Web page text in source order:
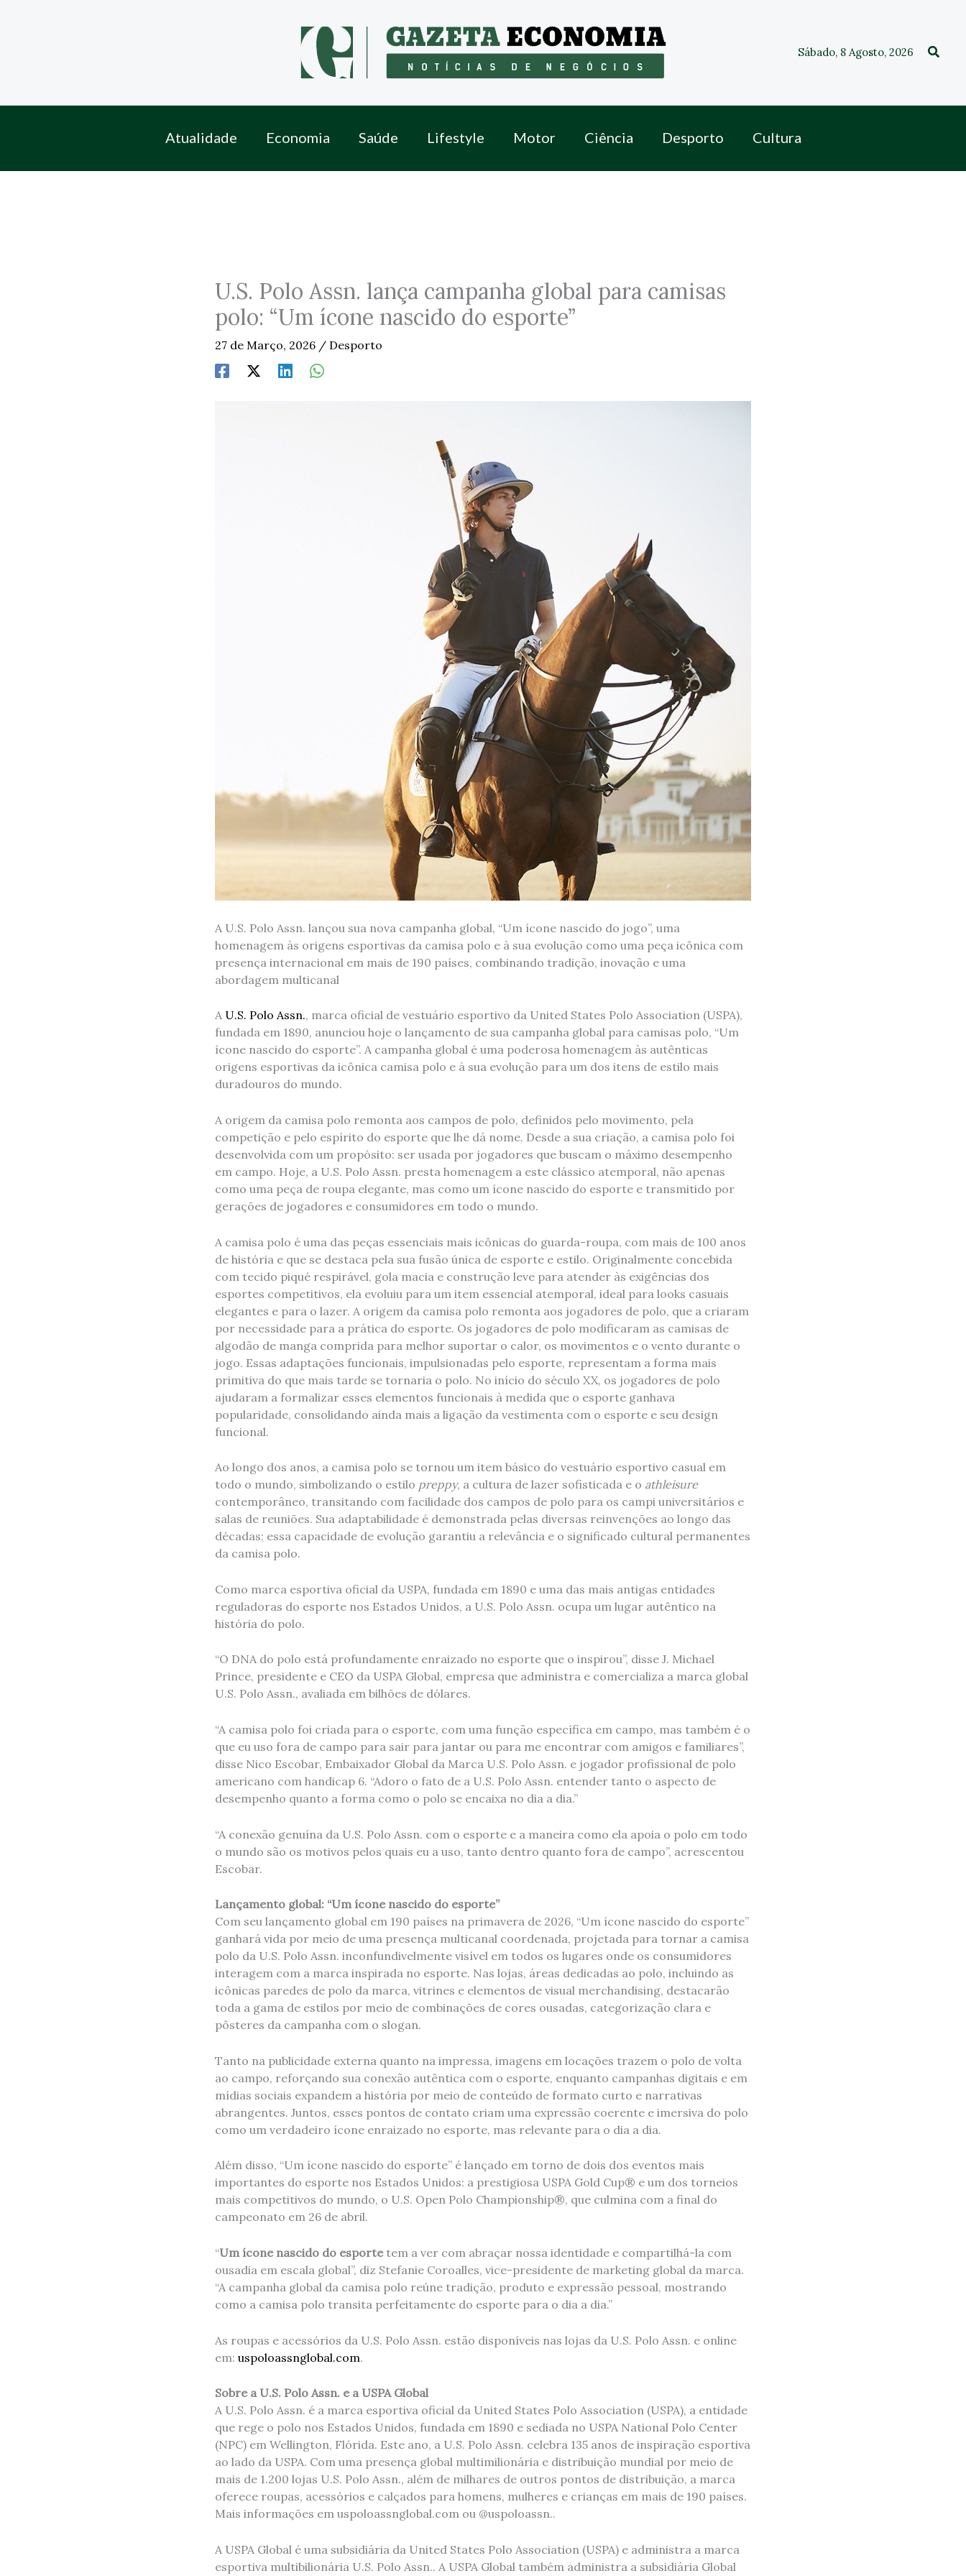
Sábado, 8 Agosto, 2026
Atualidade Economia Saúde Lifestyle Motor Ciência Desporto Cultura
U.S. Polo Assn. lança campanha global para camisas
polo: “Um ícone nascido do esporte”
27 de Março, 2026 / Desporto
A U.S. Polo Assn. lançou sua nova campanha global, “Um ícone nascido do jogo”, uma
homenagem às origens esportivas da camisa polo e à sua evolução como uma peça icônica com
presença internacional em mais de 190 países, combinando tradição, inovação e uma
abordagem multicanal
A U.S. Polo Assn., marca oficial de vestuário esportivo da United States Polo Association (USPA),
fundada em 1890, anunciou hoje o lançamento de sua campanha global para camisas polo, “Um
ícone nascido do esporte”. A campanha global é uma poderosa homenagem às autênticas
origens esportivas da icônica camisa polo e à sua evolução para um dos itens de estilo mais
duradouros do mundo.
A origem da camisa polo remonta aos campos de polo, definidos pelo movimento, pela
competição e pelo espírito do esporte que lhe dá nome. Desde a sua criação, a camisa polo foi
desenvolvida com um propósito: ser usada por jogadores que buscam o máximo desempenho
em campo. Hoje, a U.S. Polo Assn. presta homenagem a este clássico atemporal, não apenas
como uma peça de roupa elegante, mas como um ícone nascido do esporte e transmitido por
gerações de jogadores e consumidores em todo o mundo.
A camisa polo é uma das peças essenciais mais icônicas do guarda-roupa, com mais de 100 anos
de história e que se destaca pela sua fusão única de esporte e estilo. Originalmente concebida
com tecido piqué respirável, gola macia e construção leve para atender às exigências dos
esportes competitivos, ela evoluiu para um item essencial atemporal, ideal para looks casuais
elegantes e para o lazer. A origem da camisa polo remonta aos jogadores de polo, que a criaram
por necessidade para a prática do esporte. Os jogadores de polo modificaram as camisas de
algodão de manga comprida para melhor suportar o calor, os movimentos e o vento durante o
jogo. Essas adaptações funcionais, impulsionadas pelo esporte, representam a forma mais
primitiva do que mais tarde se tornaria o polo. No início do século XX, os jogadores de polo
ajudaram a formalizar esses elementos funcionais à medida que o esporte ganhava
popularidade, consolidando ainda mais a ligação da vestimenta com o esporte e seu design
funcional.
Ao longo dos anos, a camisa polo se tornou um item básico do vestuário esportivo casual em
todo o mundo, simbolizando o estilo preppy, a cultura de lazer sofisticada e o athleisure
contemporâneo, transitando com facilidade dos campos de polo para os campi universitários e
salas de reuniões. Sua adaptabilidade é demonstrada pelas diversas reinvenções ao longo das
décadas; essa capacidade de evolução garantiu a relevância e o significado cultural permanentes
da camisa polo.
Como marca esportiva oficial da USPA, fundada em 1890 e uma das mais antigas entidades
reguladoras do esporte nos Estados Unidos, a U.S. Polo Assn. ocupa um lugar autêntico na
história do polo.
“O DNA do polo está profundamente enraizado no esporte que o inspirou”, disse J. Michael
Prince, presidente e CEO da USPA Global, empresa que administra e comercializa a marca global
U.S. Polo Assn., avaliada em bilhões de dólares.
“A camisa polo foi criada para o esporte, com uma função específica em campo, mas também é o
que eu uso fora de campo para sair para jantar ou para me encontrar com amigos e familiares”,
disse Nico Escobar, Embaixador Global da Marca U.S. Polo Assn. e jogador profissional de polo
americano com handicap 6. “Adoro o fato de a U.S. Polo Assn. entender tanto o aspecto de
desempenho quanto a forma como o polo se encaixa no dia a dia.”
“A conexão genuína da U.S. Polo Assn. com o esporte e a maneira como ela apoia o polo em todo
o mundo são os motivos pelos quais eu a uso, tanto dentro quanto fora de campo”, acrescentou
Escobar.
Lançamento global: “Um ícone nascido do esporte”
Com seu lançamento global em 190 países na primavera de 2026, “Um ícone nascido do esporte”
ganhará vida por meio de uma presença multicanal coordenada, projetada para tornar a camisa
polo da U.S. Polo Assn. inconfundivelmente visível em todos os lugares onde os consumidores
interagem com a marca inspirada no esporte. Nas lojas, áreas dedicadas ao polo, incluindo as
icônicas paredes de polo da marca, vitrines e elementos de visual merchandising, destacarão
toda a gama de estilos por meio de combinações de cores ousadas, categorização clara e
pôsteres da campanha com o slogan.
Tanto na publicidade externa quanto na impressa, imagens em locações trazem o polo de volta
ao campo, reforçando sua conexão autêntica com o esporte, enquanto campanhas digitais e em
mídias sociais expandem a história por meio de conteúdo de formato curto e narrativas
abrangentes. Juntos, esses pontos de contato criam uma expressão coerente e imersiva do polo
como um verdadeiro ícone enraizado no esporte, mas relevante para o dia a dia.
Além disso, “Um ícone nascido do esporte” é lançado em torno de dois dos eventos mais
importantes do esporte nos Estados Unidos: a prestigiosa USPA Gold Cup® e um dos torneios
mais competitivos do mundo, o U.S. Open Polo Championship®, que culmina com a final do
campeonato em 26 de abril.
“Um ícone nascido do esportetem a ver com abraçar nossa identidade e compartilhá-la com
ousadia em escala global”, diz Stefanie Coroalles, vice-presidente de marketing global da marca.
“A campanha global da camisa polo reúne tradição, produto e expressão pessoal, mostrando
como a camisa polo transita perfeitamente do esporte para o dia a dia.”
As roupas e acessórios da U.S. Polo Assn. estão disponíveis nas lojas da U.S. Polo Assn. e online
em: uspoloassnglobal.com.
Sobre a U.S. Polo Assn. e a USPA Global
A U.S. Polo Assn. é a marca esportiva oficial da United States Polo Association (USPA), a entidade
que rege o polo nos Estados Unidos, fundada em 1890 e sediada no USPA National Polo Center
(NPC) em Wellington, Flórida. Este ano, a U.S. Polo Assn. celebra 135 anos de inspiração esportiva
ao lado da USPA. Com uma presença global multimilionária e distribuição mundial por meio de
mais de 1.200 lojas U.S. Polo Assn., além de milhares de outros pontos de distribuição, a marca
oferece roupas, acessórios e calçados para homens, mulheres e crianças em mais de 190 países.
Mais informações em uspoloassnglobal.com ou @uspoloassn..
A USPA Global é uma subsidiária da United States Polo Association (USPA) e administra a marca
esportiva multibilionária U.S. Polo Assn.. A USPA Global também administra a subsidiária Global